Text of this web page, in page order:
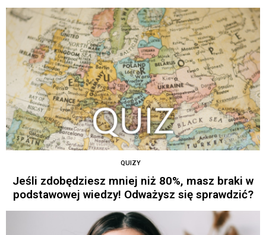
QUIZY
Jeśli zdobędziesz mniej niż 80%, masz braki w
podstawowej wiedzy! Odważysz się sprawdzić?